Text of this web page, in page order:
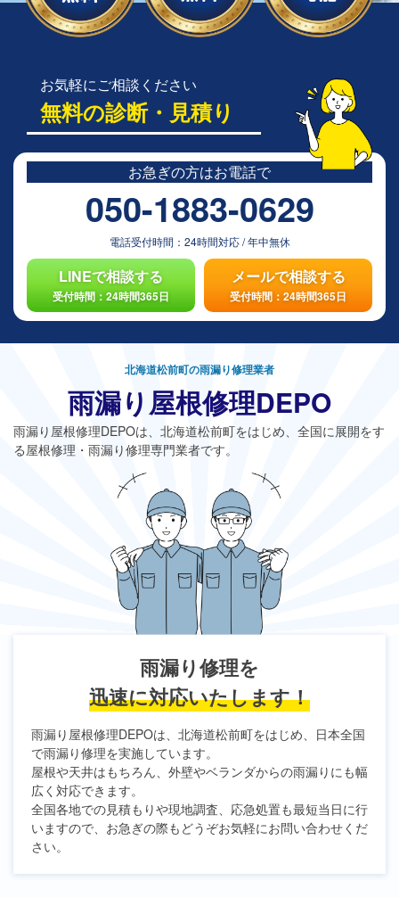
お気軽にご相談ください
無料の診断・見積り
お急ぎの方はお電話で
050-1883-0629
電話受付時間： 24時間対応/年中無休
LINEで相談する
受付時間：24時間365日
メールで相談する
受付時間：24時間365日
北海道松前町の雨漏り修理業者
雨漏り屋根修理DEPO
雨漏り屋根修理DEPOは、北海道松前町をはじめ、全国に展開をす
る屋根修理・雨漏り修理専門業者です。
雨漏り修理を
迅速に対応いたします！
雨漏り屋根修理DEPOは、北海道松前町をはじめ、日本全国
で雨漏り修理を実施しています。
屋根や天井はもちろん、外壁やベランダからの雨漏りにも幅
広く対応できます。
全国各地での見積もりや現地調査、応急処置も最短当日に行
いますので、お急ぎの際もどうぞお気軽にお問い合わせくだ
さい。